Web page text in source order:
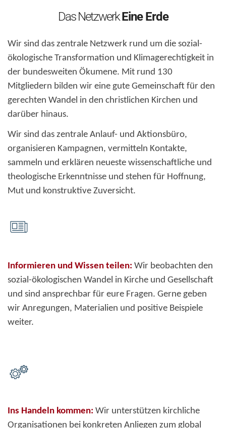
Das NetzwerkEine Erde
Wir sind das zentrale Netzwerk rund um die sozial-
ökologische Transformation und Klimagerechtigkeit in
der bundesweiten Ökumene. Mit rund 130
Mitgliedern bilden wir eine gute Gemeinschaft für den
gerechten Wandel in den christlichen Kirchen und
darüber hinaus.
Wir sind das zentrale Anlauf- und Aktionsbüro,
organisieren Kampagnen, vermitteln Kontakte,
sammeln und erklären neueste wissenschaftliche und
theologische Erkenntnisse und stehen für Hoffnung,
Mut und konstruktive Zuversicht.
Informieren und Wissen teilen: Wir beobachten den
sozial-ökologischen Wandel in Kirche und Gesellschaft
und sind ansprechbar für eure Fragen. Gerne geben
wir Anregungen, Materialien und positive Beispiele
weiter.
Ins Handeln kommen: Wir unterstützen kirchliche
Organisationen bei konkreten Anliegen zum global